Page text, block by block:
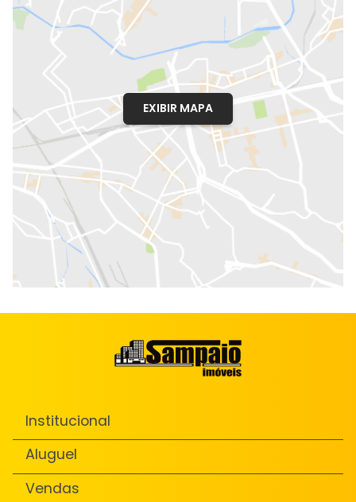
EXIBIR MAPA
Institucional
Aluguel
Vendas